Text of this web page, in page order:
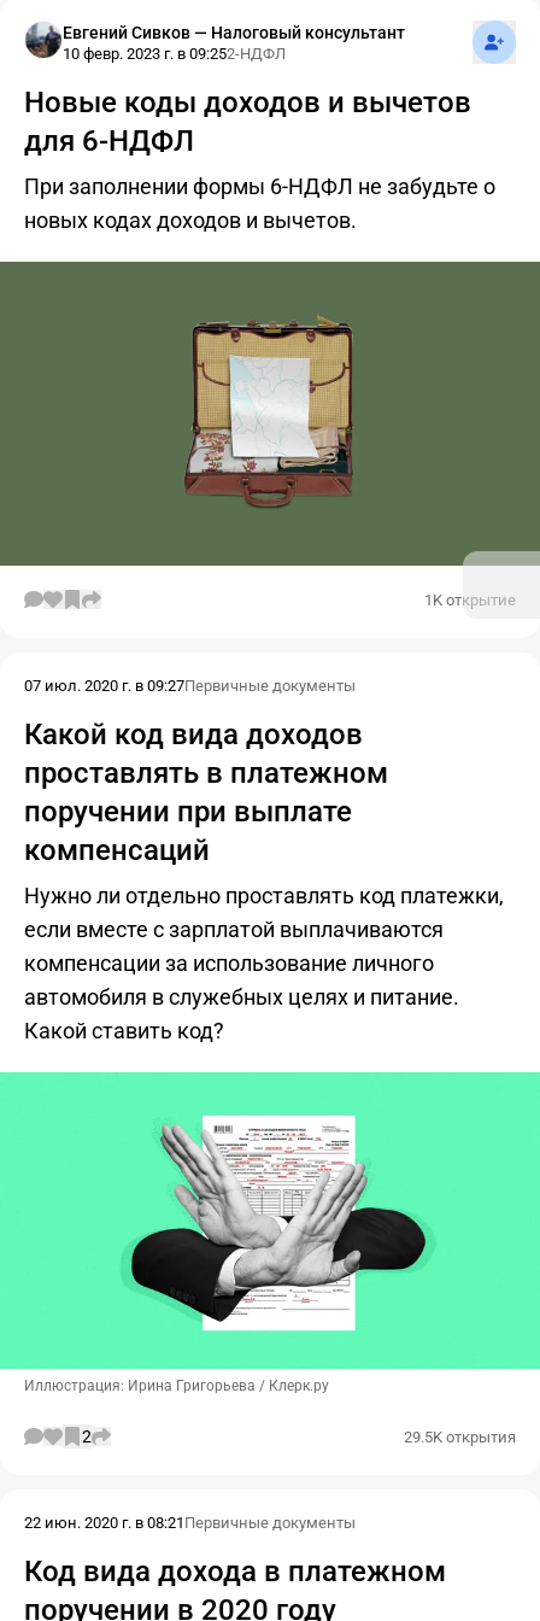
Евгений Сивков — Налоговый консультант
10 февр. 2023 г. в 09:252-НДФЛ
Новые коды доходов и вычетов
для 6-НДФЛ
При заполнении формы 6-НДФЛ не забудьте о
новых кодах доходов и вычетов.
1K открытие
07 июл. 2020 г. в 09:27Первичные документы
Какой код вида доходов
проставлять в платежном
поручении при выплате
компенсаций
Нужно ли отдельно проставлять код платежки,
если вместе с зарплатой выплачиваются
компенсации за использование личного
автомобиля в служебных целях и питание.
Какой ставить код?
Иллюстрация: Ирина Григорьева / Клерк.ру
2 29.5K открытия
22 июн. 2020 г. в 08:21 Первичные документы
Код вида дохода в платежном
поручении в 2020 году